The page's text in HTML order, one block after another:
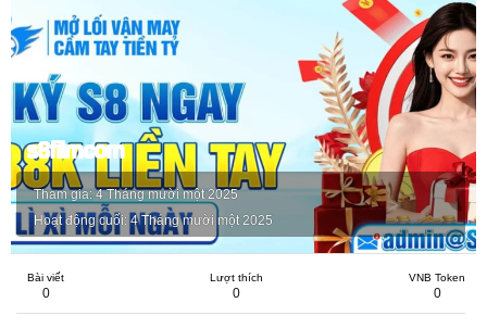
s8filmcom
Tham gia 4 Tháng mười một 2025
Hoạt động cuối 4 Tháng mười một 2025
Bài viết
0
Lượt thích
0
VNB Token
0